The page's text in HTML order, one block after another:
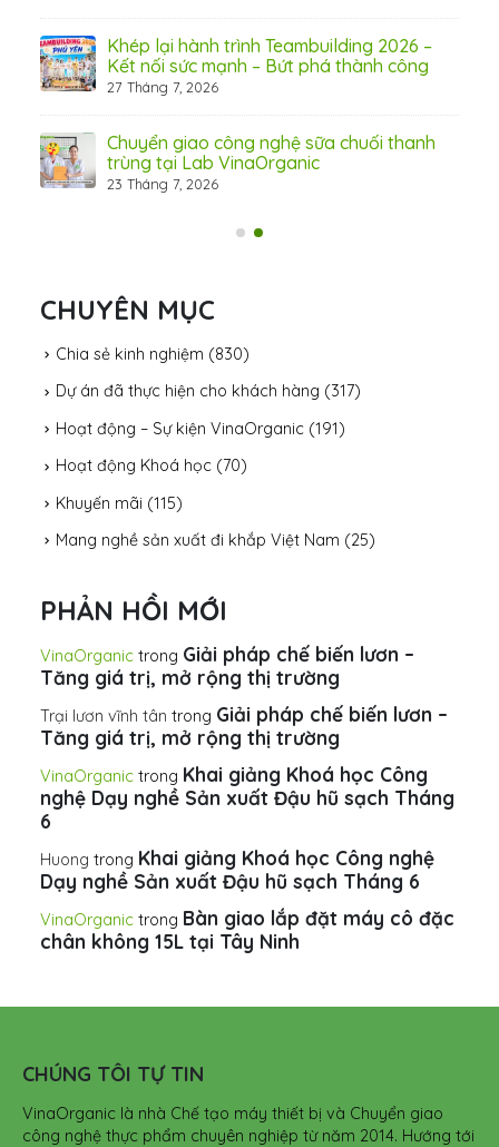
Khép lại hành trình Teambuilding 2026 –
Kết nối sức mạnh – Bứt phá thành công
27 Tháng 7, 2026
Chuyển giao công nghệ sữa chuối thanh
trùng tại Lab VinaOrganic
23 Tháng 7, 2026
CHUYÊN MỤC
Chia sẻ kinh nghiệm (830)
Dự án đã thực hiện cho khách hàng (317)
Hoạt động – Sự kiện VinaOrganic (191)
Hoạt động Khoá học (70)
Khuyến mãi (115)
Mang nghề sản xuất đi khắp Việt Nam (25)
PHẢN HỒI MỚI
VinaOrganic trong Giải pháp chế biến lươn –
Tăng giá trị, mở rộng thị trường
Trại lươn vĩnh tân trong Giải pháp chế biến lươn –
Tăng giá trị, mở rộng thị trường
VinaOrganic trong Khai giảng Khoá học Công
nghệ Dạy nghề Sản xuất Đậu hũ sạch Tháng
6
Huong trong Khai giảng Khoá học Công nghệ
Dạy nghề Sản xuất Đậu hũ sạch Tháng 6
VinaOrganic trong Bàn giao lắp đặt máy cô đặc
chân không 15L tại Tây Ninh
CHÚNG TÔI TỰ TIN
VinaOrganic là nhà Chế tạo máy thiết bị và Chuyển giao
công nghệ thực phẩm chuyên nghiệp từ năm 2014. Hướng tới